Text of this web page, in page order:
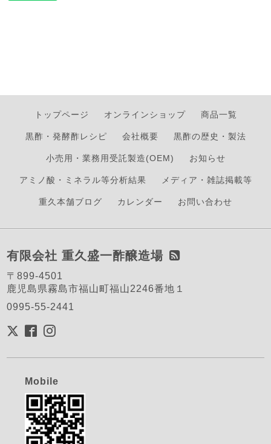
トップページ オンラインショップ 商品一覧
黒酢・発酵酢レシピ 会社概要 黒酢の歴史・製法
小売用・業務用受託製造(OEM) お知らせ
アミノ酸・ミネラル等分析結果 メディア・雑誌掲載等
重久本舗ブログ カレンダー お問い合わせ
有限会社 重久盛一酢醸造場
〒899-4501
鹿児島県霧島市福山町福山2246番地１
0995-55-2441
Mobile